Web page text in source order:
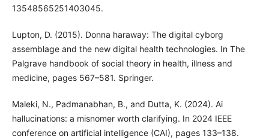
13548565251403045.
Lupton, D. (2015). Donna haraway: The digital cyborg
assemblage and the new digital health technologies. In The
Palgrave handbook of social theory in health, illness and
medicine, pages 567–581. Springer.
Maleki, N., Padmanabhan, B., and Dutta, K. (2024). Ai
hallucinations: a misnomer worth clarifying. In 2024 IEEE
conference on artificial intelligence (CAI), pages 133–138.